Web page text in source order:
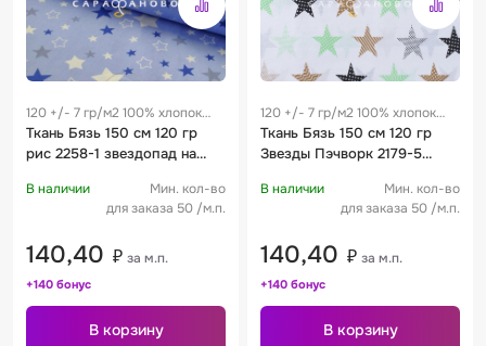
120 +/- 7 гр/м2 100% хлопок
0.28 м
Ткань Бязь 150 см 120 гр
рис 2258-1 звездопад на
В наличии
Мин. кол-во
для заказа 50 /м.п.
140,40 ₽ за м.п.
+140 бонус
В корзину
120 +/- 7 гр/м2 100% хлопок
0.28 м
Ткань Бязь 150 см 120 гр
Звезды Пэчворк 2179-5
В наличии
Мин. кол-во
для заказа 50 /м.п.
140,40 ₽ за м.п.
+140 бонус
В корзину